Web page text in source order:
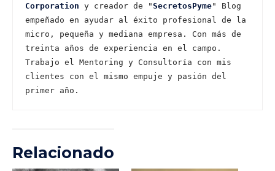
Corporation y creador de "SecretosPyme" Blog
empeñado en ayudar al éxito profesional de la
micro, pequeña y mediana empresa. Con más de
treinta años de experiencia en el campo.
Trabajo el Mentoring y Consultoría con mis
clientes con el mismo empuje y pasión del
primer año.
Relacionado